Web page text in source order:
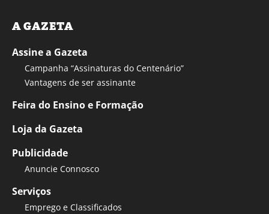
A GAZETA
Assine a Gazeta
Campanha “Assinaturas do Centenário”
Vantagens de ser assinante
Feira do Ensino e Formação
Loja da Gazeta
Publicidade
Anuncie Connosco
Serviços
Emprego e Classificados